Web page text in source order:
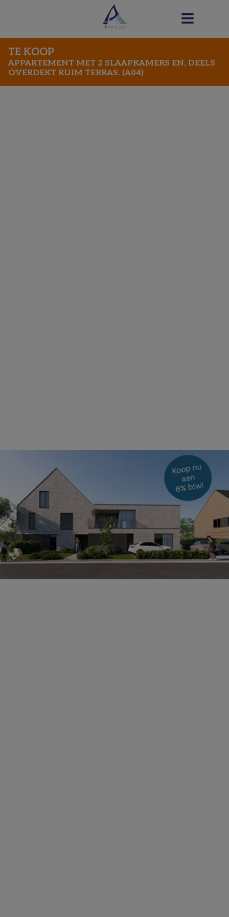
TE KOOP
APPARTEMENT MET 2 SLAAPKAMERS EN, DEELS
OVERDEKT RUIM TERRAS. (A04)